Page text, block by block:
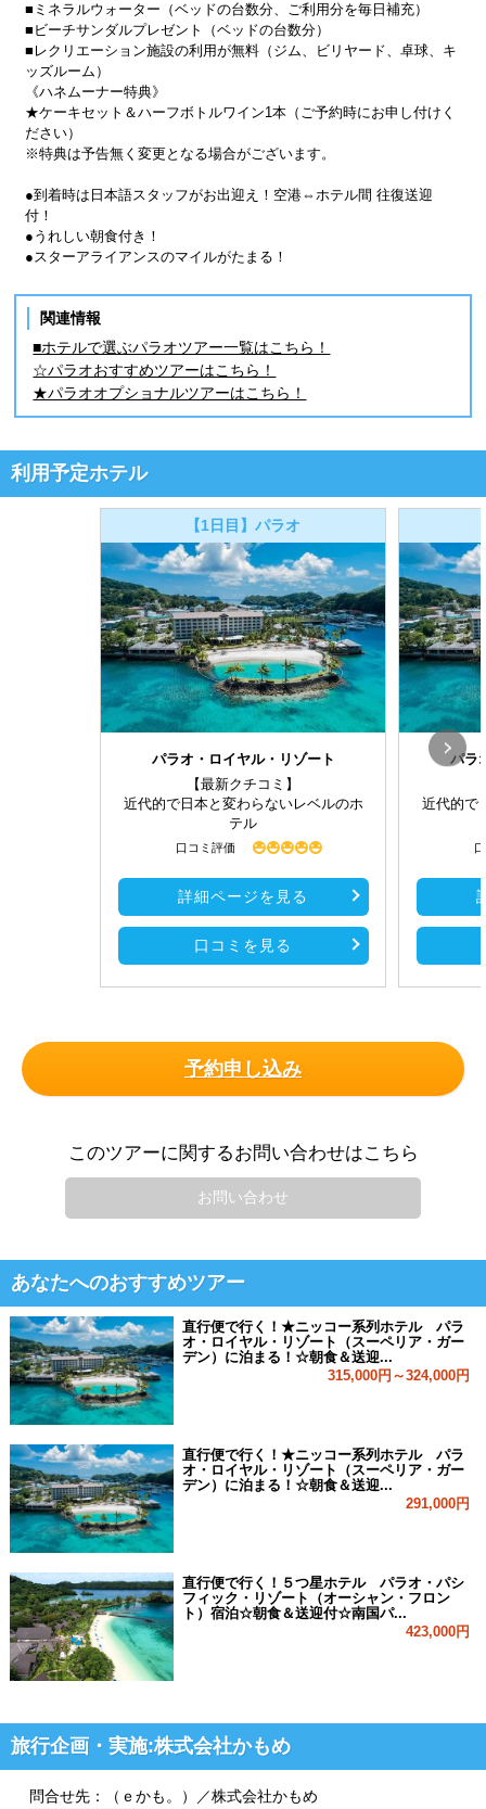
■ミネラルウォーター（ベッドの台数分、ご利用分を毎日補充）
■ビーチサンダルプレゼント（ベッドの台数分）
■レクリエーション施設の利用が無料（ジム、ビリヤード、卓球、キ
ッズルーム）
《ハネムーナー特典》
★ケーキセット＆ハーフボトルワイン1本（ご予約時にお申し付けく
ださい）
※特典は予告無く変更となる場合がございます。
●到着時は日本語スタッフがお出迎え！空港⇔ホテル間 往復送迎
付！
●うれしい朝食付き！
●スターアライアンスのマイルがたまる！
関連情報
■ホテルで選ぶパラオツアー一覧はこちら！
☆パラオおすすめツアーはこちら！
★パラオオプショナルツアーはこちら！
利用予定ホテル
【1日目】パラオ
パラオ・ロイヤル・リゾート
【最新クチコミ】
近代的で日本と変わらないレベルのホ
テル
口コミ評価
詳細ページを見る
口コミを見る
パラ
近代的で
予約申し込み
このツアーに関するお問い合わせはこちら
お問い合わせ
あなたへのおすすめツアー
直行便で行く！★ニッコー系列ホテル パラ
オ・ロイヤル・リゾート（スーペリア・ガー
デン）に泊まる！☆朝食＆送迎...
315,000円～324,000円
直行便で行く！★ニッコー系列ホテル パラ
オ・ロイヤル・リゾート（スーペリア・ガー
デン）に泊まる！☆朝食＆送迎...
291,000円
直行便で行く！５つ星ホテル パラオ・パシ
フィック・リゾート（オーシャン・フロン
ト）宿泊☆朝食＆送迎付☆南国パ...
423,000円
旅行企画・実施:株式会社かもめ
問合せ先：（ｅかも。）／株式会社かもめ